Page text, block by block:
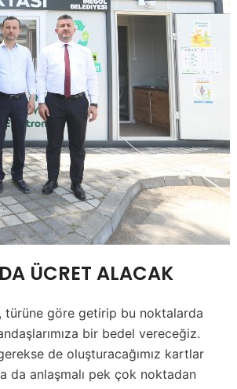
ÜCRET ALACAK
türüne göre getirip bu noktalarda
bir bedel vereceğiz.
de oluşturacağımız kartlar
da anlaşmalı pek çok noktadan